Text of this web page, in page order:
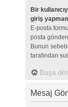
Bir
giriş
E-posta
posta
Bunun
tarafından
Başa
Mesaj